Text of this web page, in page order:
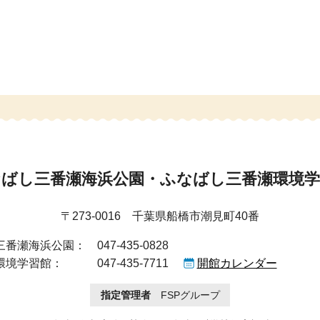
し三番瀬海浜公園・ふなばし三番瀬環境
〒273-0016 千葉県船橋市潮見町40番
番瀬海浜公園：
047-435-0828
境学習館：
047-435-7711 開館カレンダー
指定管理者FSPグループ